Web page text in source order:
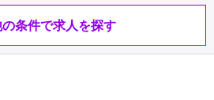
条件で求人を探す